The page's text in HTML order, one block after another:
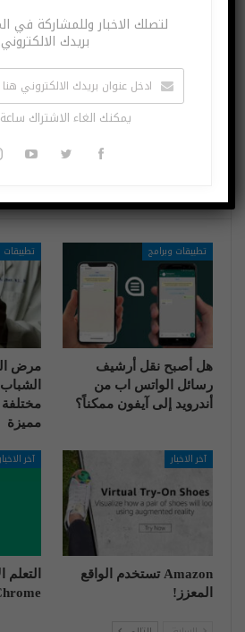
المجموعة الأولى من
عجلات Mac Pro
مقابل 249 دولاراً
قد يعجبك ايضا
تطبيقات وبرامج
هل أصبح نقل أرشيف
رسائل الواتس اب من
أندرويد إلى آيفون ممكناً؟
تطبيقات
مرض
مميزة
آخر الاخبار
Amazon تستخدم الواقع
المعزز!
آخر
التعلم
لتصلك الاخبار وللمشاركة في
بريدك الالكتروني
يمكنك الغاء الاشتراك